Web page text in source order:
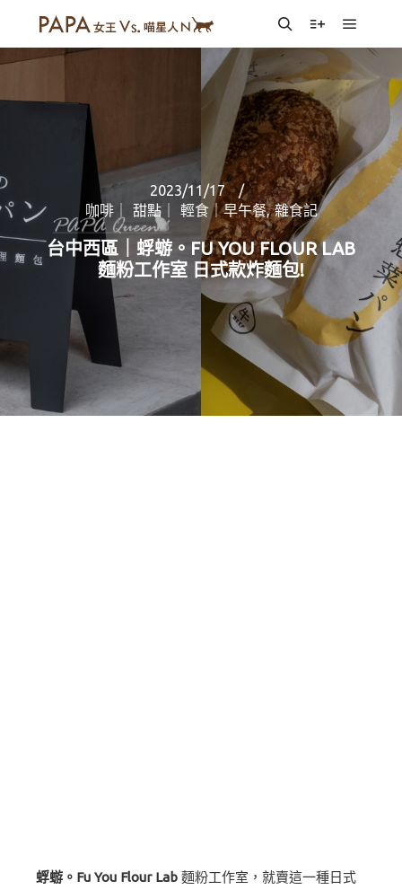
SearchMore info
Main
2023/11/17
咖啡｜ 甜點｜ 輕食｜早午餐,雜食記
台中西區｜蜉蝣。FU YOU FLOUR LAB
麵粉工作室 日式款炸麵包!
蜉蝣。Fu You Flour Lab 麵粉工作室，就賣這一種日式